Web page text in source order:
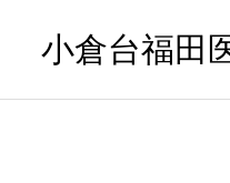
小倉台福田